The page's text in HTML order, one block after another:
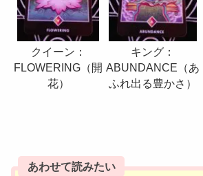
クイーン：
FLOWERING（開
花）
キング：
ABUNDANCE（あ
ふれ出る豊かさ）
あわせて読みたい